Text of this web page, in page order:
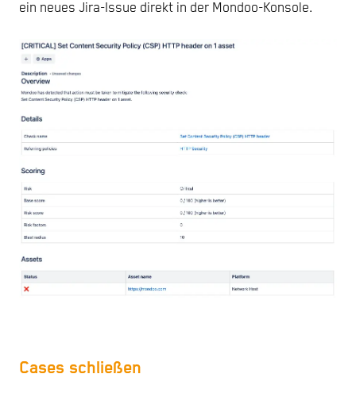
ein neues Jira-Issue direkt in der Mondoo-Konsole.
Cases schließen